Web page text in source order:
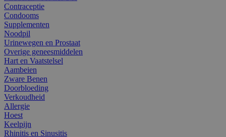
Contraceptie
Condooms
Supplementen
Noodpil
Urinewegen en Prostaat
Overige geneesmiddelen
Hart en Vaatstelsel
Aambeien
Zware Benen
Doorbloeding
Verkoudheid
Allergie
Hoest
Keelpijn
Rhinitis en Sinusitis